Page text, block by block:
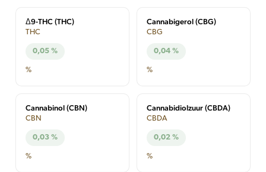
Δ9-THC (THC)
THC
0,05 %
%
Cannabigerol (CBG)
CBG
0,04 %
%
Cannabinol (CBN)
CBN
0,03 %
%
Cannabidiolzuur (CBDA)
CBDA
0,02 %
%